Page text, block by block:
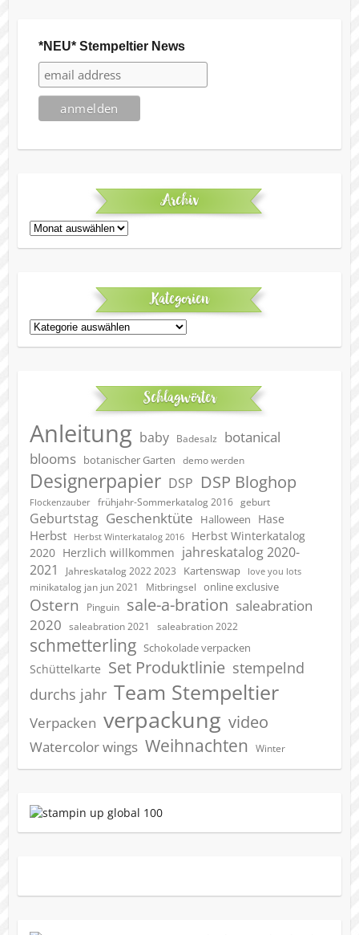
*NEU* Stempeltier News
Archiv
Archiv
Kategorien
Kategorien
Schlagwörter
Anleitung baby Badesalz
botanical
blooms botanischer Garten demo werden
Designerpapier DSP DSP Bloghop
Flockenzauber frühjahr-Sommerkatalog 2016 geburt
Geburtstag Geschenktüte Halloween Hase
Herbst Herbst Winterkatalog 2016
Herbst Winterkatalog
2020 Herzlich willkommen jahreskatalog 2020-
2021
Jahreskatalog 2022 2023 Kartenswap love you lots
minikatalog jan jun 2021 Mitbringsel online exclusive
Ostern Pinguin sale-a-bration saleabration
2020
saleabration 2021 saleabration 2022
schmetterling Schokolade verpacken
Schüttelkarte Set Produktlinie stempelnd
durchs jahr Team Stempeltier
Verpacken verpackung video
Watercolor wings Weihnachten Winter